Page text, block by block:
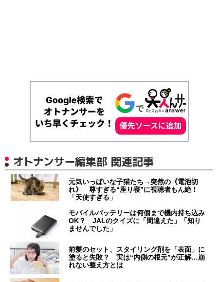
オトナンサー編集部 関連記事
元気いっぱいな子猫たち→突然の《電池切
れ》 尊すぎる“座り寝”に視聴者もん絶！
「天使すぎる」
モバイルバッテリーは何個まで機内持ち込み
OK？ JALのクイズに「間違えた」「知り
ませんでした」
前髪のセット、スタイリング剤を「表面」に
塗ると失敗？ 実は“内側の根元”が正解…崩
れない整え方とは